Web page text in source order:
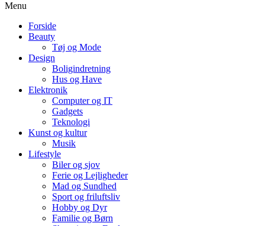
Menu
Forside
Beauty
Tøj og Mode
Design
Boligindretning
Hus og Have
Elektronik
Computer og IT
Gadgets
Teknologi
Kunst og kultur
Musik
Lifestyle
Biler og sjov
Ferie og Lejligheder
Mad og Sundhed
Sport og friluftsliv
Hobby og Dyr
Familie og Børn